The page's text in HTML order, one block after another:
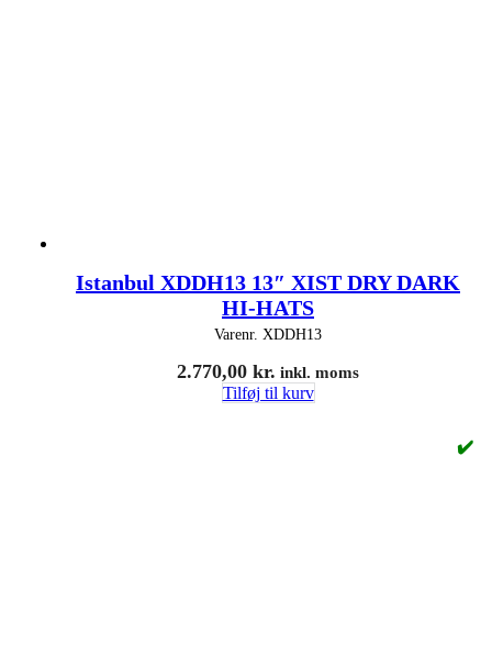
Istanbul XDDH13 13″ XIST DRY DARK
HI-HATS
Varenr. XDDH13
2.770,00 kr. inkl. moms
Tilføj til kurv
✔️